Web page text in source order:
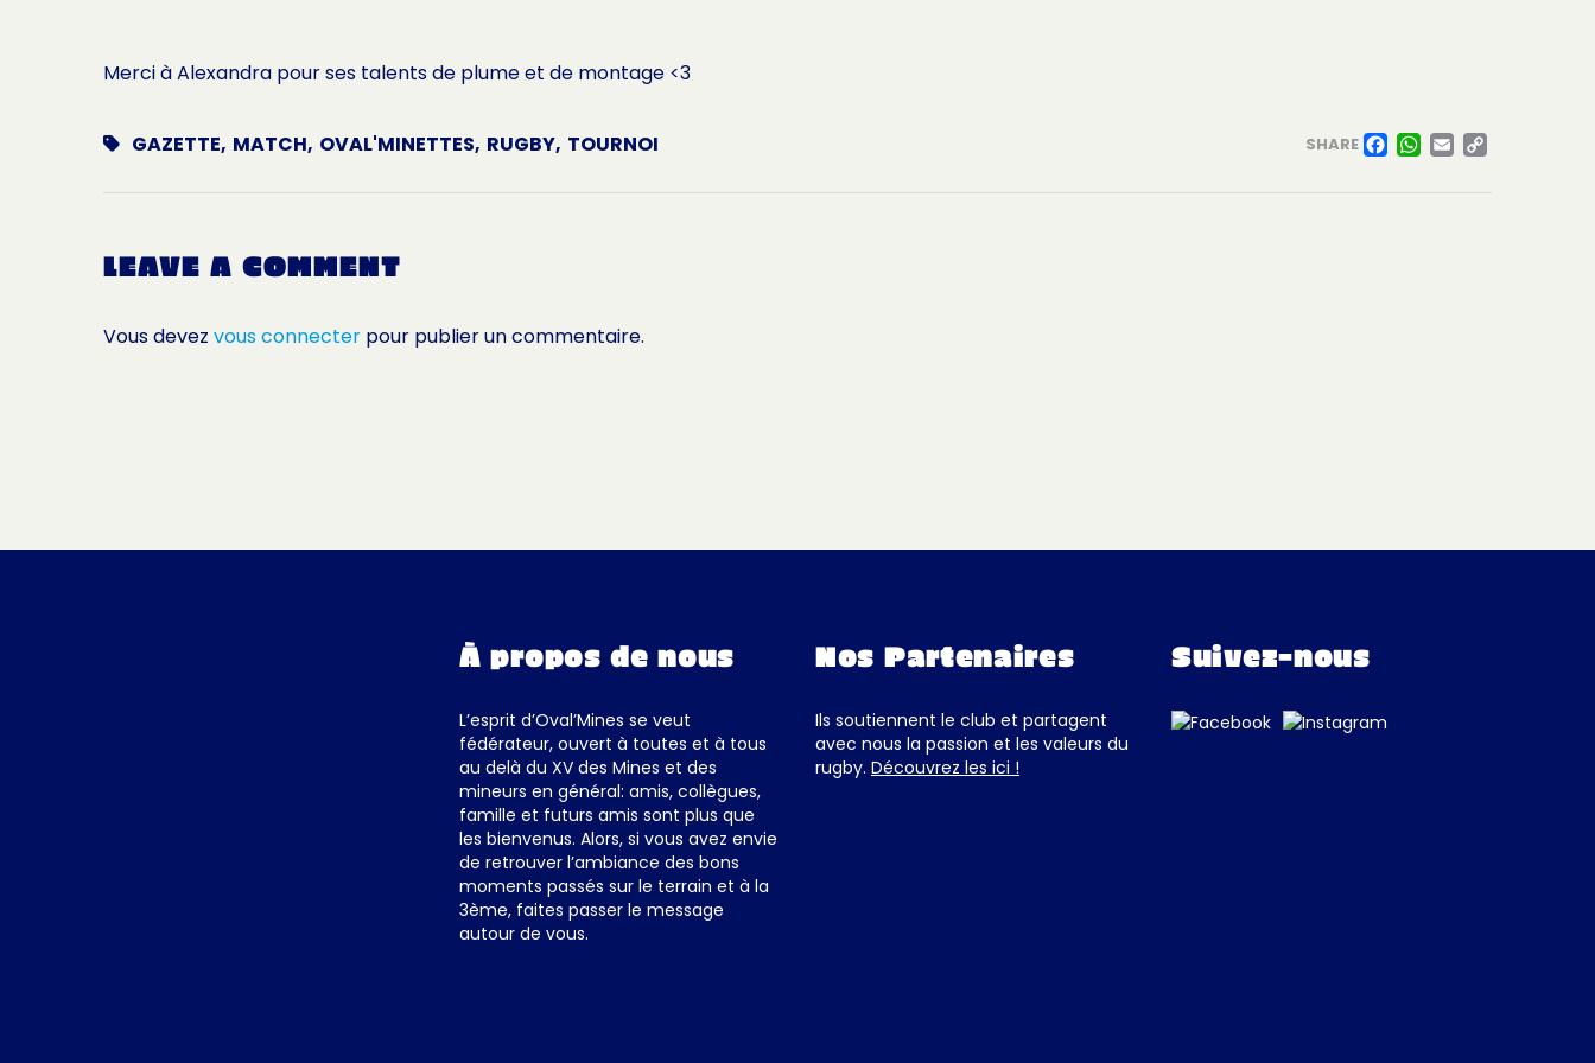
Merci à Alexandra pour ses talents de plume et de montage <3
GAZETTE, MATCH, OVAL'MINETTES, RUGBY, TOURNOI SHARE FACEBOOK
EMAIL
LINK
LEAVE A COMMENT
Vous devez vous connecter pour publier un commentaire.
À propos de nous
L’esprit d’Oval’Mines se veut
fédérateur, ouvert à toutes et à tous
au delà du XV des Mines et des
mineurs en général: amis, collègues,
famille et futurs amis sont plus que
les bienvenus. Alors, si vous avez envie
de retrouver l’ambiance des bons
moments passés sur le terrain et à la
3ème, faites passer le message
autour de vous.
Nos Partenaires
Ils soutiennent le club et partagent
avec nous la passion et les valeurs du
rugby. Découvrez les ici !
Suivez-nous